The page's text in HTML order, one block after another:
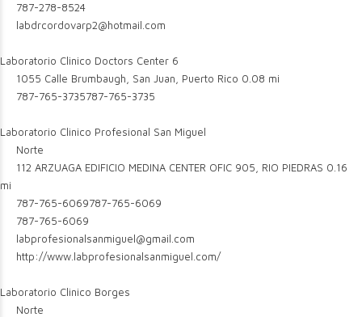
787-278-8524
labdrcordovarp2@hotmail.com
Laboratorio Clinico Doctors Center 6
1055 Calle Brumbaugh, San Juan, Puerto Rico 0.08 mi
787-765-3735787-765-3735
Laboratorio Clinico Profesional San Miguel
Norte
112 ARZUAGA EDIFICIO MEDINA CENTER OFIC 905, RIO PIEDRAS 0.16
mi
787-765-6069787-765-6069
787-765-6069
labprofesionalsanmiguel@gmail.com
http://www.labprofesionalsanmiguel.com/
Laboratorio Clinico Borges
Norte